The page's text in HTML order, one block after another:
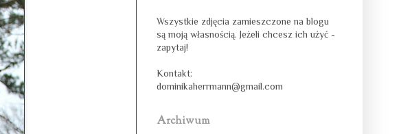
Wszystkie zdjęcia zamieszczone na blogu
są moją własnością. Jeżeli chcesz ich użyć -
zapytaj!
Kontakt:
dominikaherrmann@gmail.com
Archiwum